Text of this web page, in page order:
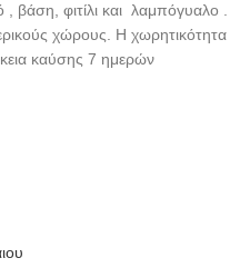
, βάση, φιτίλι και λαμπόγυαλο .
χώρους. Η χωρητικότητα
καύσης 7 ημερών